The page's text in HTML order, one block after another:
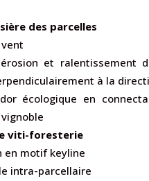
des parcelles
et ralentissement
à la
écologique en
viti-foresterie
en motif keyline
intra-parcellaire